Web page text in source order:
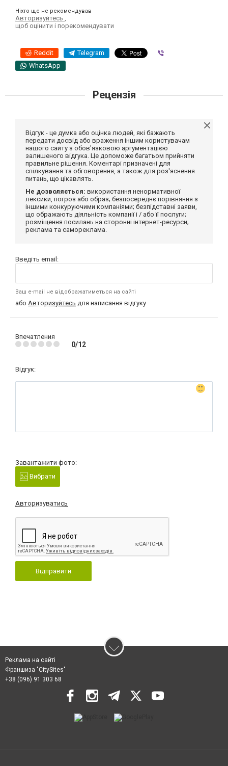
Ніхто ще не рекомендував
Авторизуйтесь
щоб оцінити і порекомендувати
Reddit Telegram
WhatsApp
Рецензія
Відгук - це думка або оцінка людей, які бажають
передати досвід або враження іншим користувачам
нашого сайту з обов'язковою аргументацією
залишеного відгука. Це допоможе багатьом прийняти
правильне рішення. Коментарі призначені для
спілкування та обговорення, а також для роз'яснення
питань, що цікавлять.
Не дозволяється: використання ненормативної
лексики, погроз або образ; безпосереднє порівняння з
іншими конкуруючими компаніями; безпідставні заяви,
що ображають діяльність компанії і / або її послуги;
розміщення посилань на сторонні інтернет-ресурси;
реклама та самореклама.
Введіть email:
Ваш e-mail не відображатиметься на сайті
або Авторизуйтесь для написання відгуку
Впечатления
0/12
Відгук:
Завантажити фото:
Вибрати
Авторизуватись
Відправити
Реклама на сайті
Франшиза "CitySites"
+38 (096) 91 303 68